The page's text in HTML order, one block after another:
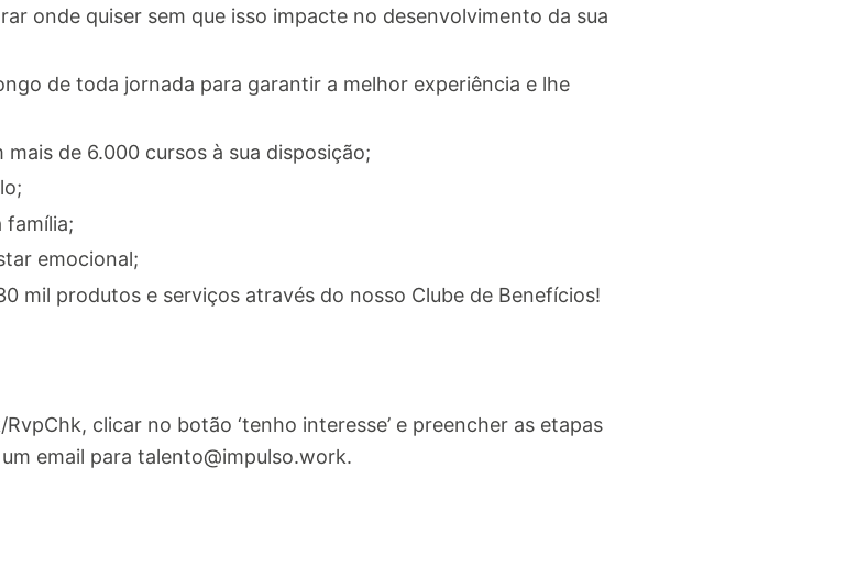
onde quiser sem que isso impacte no desenvolvimento da sua
de toda jornada para garantir a melhor experiência e lhe
de 6.000 cursos à sua disposição;
família;
emocional;
mil produtos e serviços através do nosso Clube de Benefícios!
clicar no botão ‘tenho interesse’ e preencher as etapas
email para talento@impulso.work.